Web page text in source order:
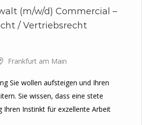
(m/w/d) Commercial –
/ Vertriebsrecht
Frankfurt am Main
Sie wollen aufsteigen und Ihren
Sie wissen, dass eine stete
Ihren Instinkt für exzellente Arbeit